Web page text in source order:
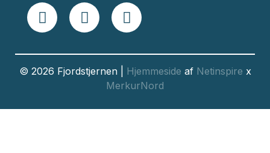
© 2026 Fjordstjernen | Hjemmeside af Netinspire x
MerkurNord